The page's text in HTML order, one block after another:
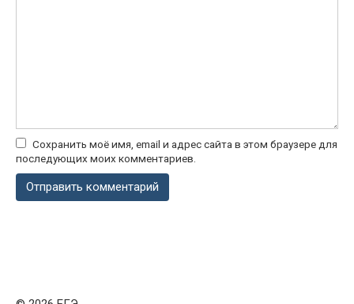
Сохранить моё имя, email и адрес сайта в этом браузере для
последующих моих комментариев.